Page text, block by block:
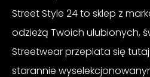
Street Style 24 to sklep z
odzieżą Twoich ulubionych,
Streetwear przeplata się
starannie